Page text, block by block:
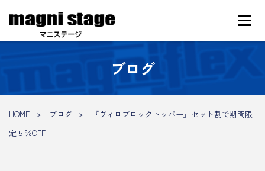
ブログ
HOME ブログ
『ヴィロブロックトッパー』セット割で期間限
定５％OFF